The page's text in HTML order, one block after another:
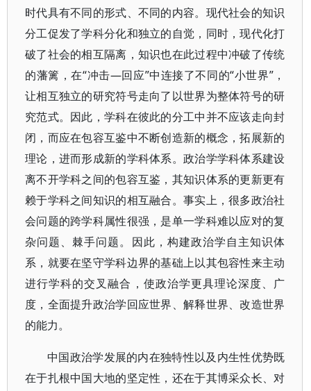
时代具有不同的形式、不同的内容。现代社会的知识
分工促发了学科分化和独立的自觉，同时，现代化打
破了社会的相互隔离，知识也在此过程中冲破了传统
的藩篱，在“冲击—回应”中连接了不同的“小世界”，
让相互独立的研究符号走向了以世界为整体符号的研
究范式。因此，学科在彼此的分工中并不应该走向封
闭，而应在包容互鉴中不断创造新的概念，拓展新的
理论，进而形成新的学科体系。政治学学科体系建设
离不开学科之间的包容互鉴，其知识体系的更新更有
赖于学科之间知识的相互融合。事实上，很多政治社
会问题的跨学科属性很强，是单一学科难以应对的复
杂问题、棘手问题。因此，构建政治学自主知识体
系，就要在坚守学科边界的基础上以其包容性来主动
进行学科的交叉融合，使政治学更具理论深度、广
度，全面提升政治学回应世界、解释世界、改造世界
的能力。
中国政治学发展的内在独特性以及内生性优势既
在于扎根中国大地的坚定性，还在于其博采众长、对